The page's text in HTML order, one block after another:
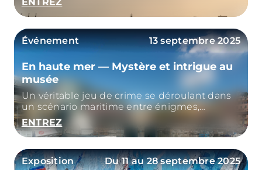
Événement 13 septembre 2025
En haute mer — Mystère et intrigue au
musée
Un véritable jeu de crime se déroulant dans
un scénario maritime entre énigmes,
soupçons et rebondissements
ENTREZ
Exposition Du 11 au 28 septembre 2025